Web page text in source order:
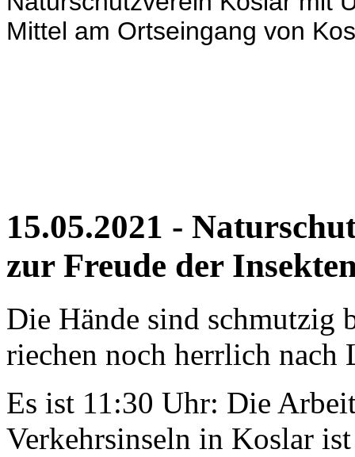
Mittel am Ortseingang von
15.05.2021 -
zur Freude der
Die Hände sind schmutzig
riechen noch herrlich
Es ist 11:30 Uhr: Die
Verkehrsinseln in Koslar